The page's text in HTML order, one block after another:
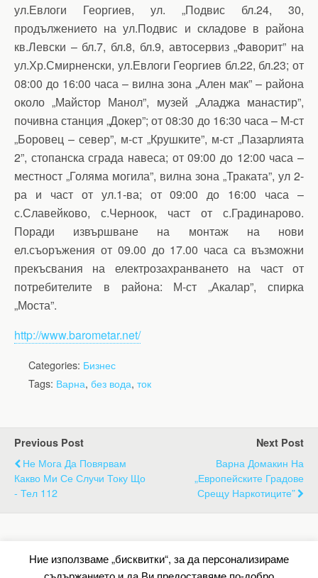
ул.Евлоги Георгиев, ул. „Подвис бл.24, 30,
продължението на ул.Подвис и складове в района
кв.Левски – бл.7, бл.8, бл.9, автосервиз „Фаворит” на
ул.Хр.Смирненски, ул.Евлоги Георгиев бл.22, бл.23; от
08:00 до 16:00 часа – вилна зона „Ален мак” – района
около „Майстор Манол”, музей „Аладжа манастир”,
почивна станция „Докер”; от 08:30 до 16:30 часа – М-ст
„Боровец – север”, м-ст „Крушките”, м-ст „Пазарлията
2”, стопанска сграда навеса; от 09:00 до 12:00 часа –
местност „Голяма могила”, вилна зона „Траката”, ул 2-
ра и част от ул.1-ва; от 09:00 до 16:00 часа –
с.Славейково, с.Черноок, част от с.Градинарово.
Поради извършване на монтаж на нови
ел.съоръжения от 09.00 до 17.00 часа са възможни
прекъсвания на електрозахранването на част от
потребителите в района: М-ст „Акалар”, спирка
„Моста”.
http://www.barometar.net/
Categories: Бизнес
Tags: Варна, без вода, ток
Previous Post
Не Мога Да Повярвам
Какво Ми Се Случи Току Що
- Тел 112
Next Post
Варна Домакин На
„Европейските Градове
Срещу Наркотиците”
Back to top
Ние използваме „бисквитки“, за да персонализираме